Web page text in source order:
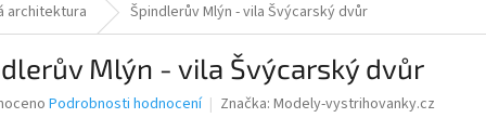
architektura Špindlerův Mlýn - vila Švýcarský dvůr
Mlýn - vila Švýcarský dvůr
Podrobnosti hodnocení Značka: Modely-vystrihovanky.cz